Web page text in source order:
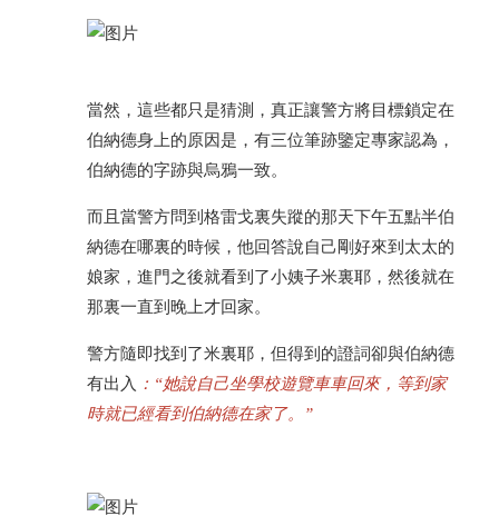
當然，這些都只是猜測，真正讓警方將目標鎖定在
伯納德身上的原因是，有三位筆跡鑒定專家認為，
伯納德的字跡與烏鴉一致。
而且當警方問到格雷戈裏失蹤的那天下午五點半伯
納德在哪裏的時候，他回答說自己剛好來到太太的
娘家，進門之後就看到了小姨子米裏耶，然後就在
那裏一直到晚上才回家。
警方隨即找到了米裏耶，但得到的證詞卻與伯納德
有出入 ：“她說自己坐學校遊覽車車回來，等到家
時就已經看到伯納德在家了。”